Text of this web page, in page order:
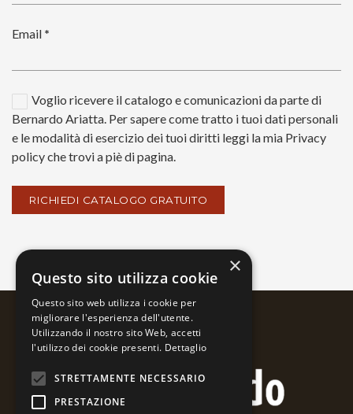
Email *
Voglio ricevere il catalogo e comunicazioni da parte di
Bernardo Ariatta. Per sapere come tratto i tuoi dati personali
e le modalità di esercizio dei tuoi diritti leggi la mia Privacy
policy che trovi a piè di pagina.
×
Questo sito utilizza cookie
Questo sito web utilizza i cookie per
migliorare l'esperienza dell'utente.
Utilizzando il nostro sito Web, accetti
l'utilizzo dei cookie presenti. Dettaglio
STRETTAMENTE NECESSARIO
PRESTAZIONE